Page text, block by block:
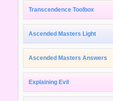
Transcendence Toolbox
Ascended Masters Light
Ascended Masters Answers
Explaining Evil